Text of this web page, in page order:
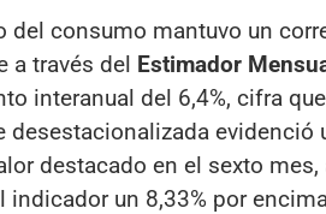
consumo mantuvo un
a través del Estimador
interanual del 6,4%, cifra
evidenció
destacado en el sexto
un 8,33% por